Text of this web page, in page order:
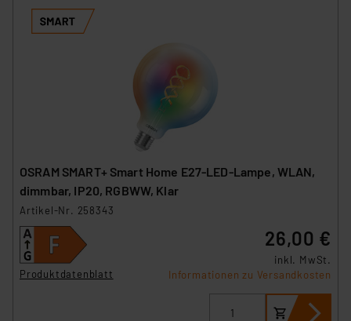
OSRAM SMART+ Smart Home E27-LED-Lampe, WLAN,
dimmbar, IP20, RGBWW, Klar
Artikel-Nr. 258343
Produktdatenblatt
26,00 €
inkl. MwSt.
Informationen zu Versandkosten